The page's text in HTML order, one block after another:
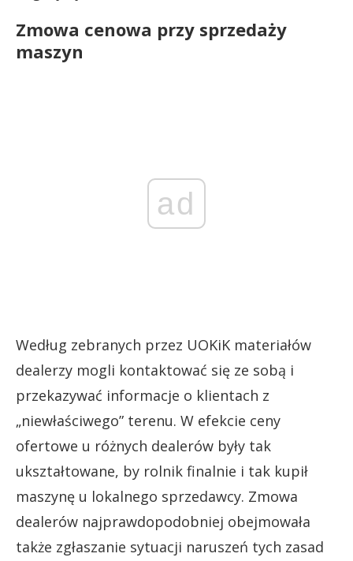
Zmowa cenowa przy sprzedaży
maszyn
ad
Według zebranych przez UOKiK materiałów
dealerzy mogli kontaktować się ze sobą i
przekazywać informacje o klientach z
„niewłaściwego” terenu. W efekcie ceny
ofertowe u różnych dealerów były tak
ukształtowane, by rolnik finalnie i tak kupił
maszynę u lokalnego sprzedawcy. Zmowa
dealerów najprawdopodobniej obejmowała
także zgłaszanie sytuacji naruszeń tych zasad